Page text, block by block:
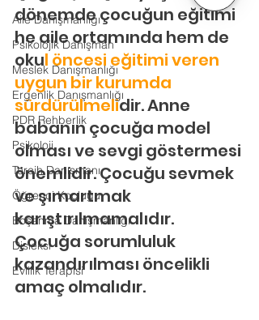
Aile Danışmanlığı
Psikolojik Danışman
Meslek Danışmanlığı
Ergenlik Danışmanlığı
PDR Rehberlik
Psikoloji
Tercih Danışmanı
Öğrenci Koçluğu
Boşanma Danışmanlığı
Disleksi
Evlilik Terapisi
dönemde çocuğun eğitimi
he aile ortamında hem de
okul öncesi eğitimi veren
uygun bir kurumda
sürdürülmelidir. Anne
babanın çocuğa model
olması ve sevgi göstermesi
önemlidir. Çocuğu sevmek
ve şımartmak
karıştırılmamalıdır.
Çocuğa sorumluluk
kazandırılması öncelikli
amaç olmalıdır.